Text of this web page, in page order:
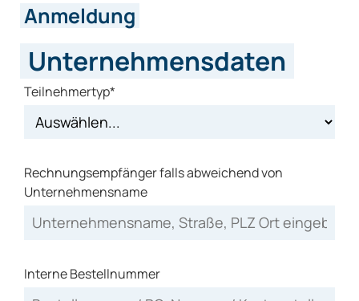
Anmeldung
Unternehmensdaten
Teilnehmertyp*
Rechnungsempfänger falls abweichend von
Unternehmensname
Interne Bestellnummer